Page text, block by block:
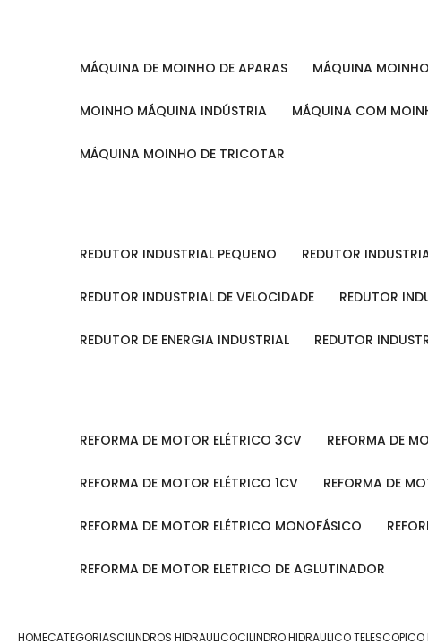
MÁQUINA DE MOINHO DE APARAS MÁQUINA
MOINHO MÁQUINA INDÚSTRIA MÁQUINA COM
MÁQUINA MOINHO DE TRICOTAR
REDUTOR INDUSTRIAL PEQUENO REDUTOR
REDUTOR INDUSTRIAL DE VELOCIDADE REDUTOR
REDUTOR DE ENERGIA INDUSTRIAL REDUTOR
REFORMA DE MOTOR ELÉTRICO 3CV REFORMA DE
REFORMA DE MOTOR ELÉTRICO 1CV REFORMA DE
REFORMA DE MOTOR ELÉTRICO MONOFÁSICO
REFORMA DE MOTOR ELETRICO DE AGLUTINADOR
HOMECATEGORIASCILINDROS HIDRAULICOCILINDRO HIDRAULICO